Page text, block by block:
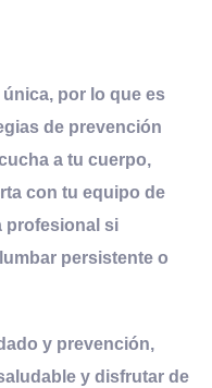
por lo que es
de prevención
a tu cuerpo,
con tu equipo de
profesional si
persistente o
y prevención,
y disfrutar de